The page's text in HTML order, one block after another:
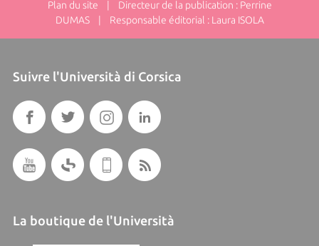
Plan du site | Directeur de la publication : Perrine
DUMAS | Responsable éditorial : Laura ISOLA
Suivre l'Università di Corsica
La boutique de l'Università